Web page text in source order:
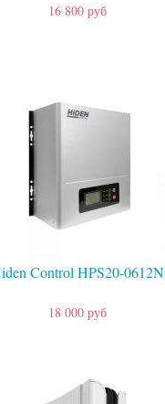
16 800 руб
Control HPS20-0612N
18 000 руб